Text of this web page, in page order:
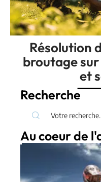
Résolution
broutage sur
et
Recherche
Au coeur de